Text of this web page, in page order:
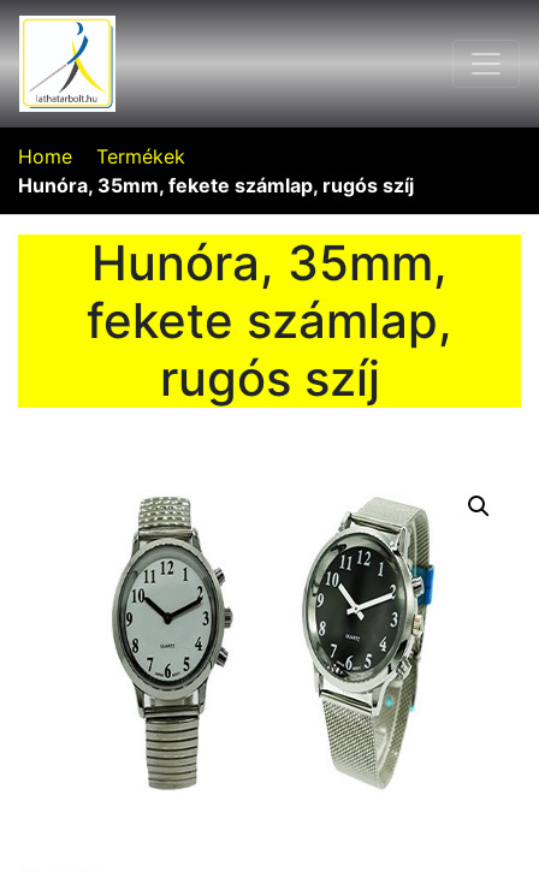
Home
Termékek
Hunóra, 35mm, fekete számlap, rugós szíj
Hunóra, 35mm,
fekete számlap,
rugós szíj